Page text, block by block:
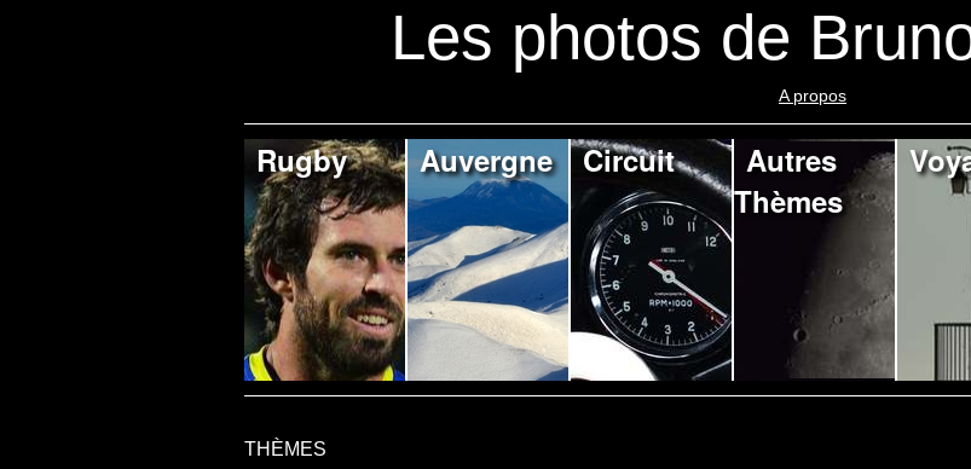
Les photos de
A propos
Rugby Auvergne Circuit
Autres
Thèmes
THÈMES